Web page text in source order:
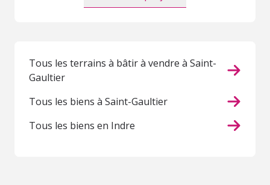
Tous les terrains à bâtir à vendre à Saint-
Gaultier
Tous les biens à Saint-Gaultier
Tous les biens en Indre